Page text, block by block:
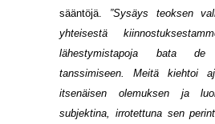
sääntöjä. ”Sysäys teoksen
yhteisestä
lähestymistapoja bata
tanssimiseen. Meitä kiehtoi
itsenäisen olemuksen ja
subjektina, irrotettuna sen